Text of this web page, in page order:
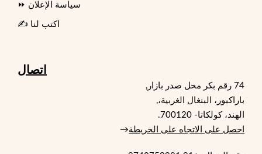
⏩ سياسة الإعلان
✍️ اكتب لنا
اتصال
74 رقم بكر محل صدر بازار,
باراكبور، البنغال الغربية،,
الهند، كولكاتا- 700120.
احصل على الاتجاه على الخريطة→